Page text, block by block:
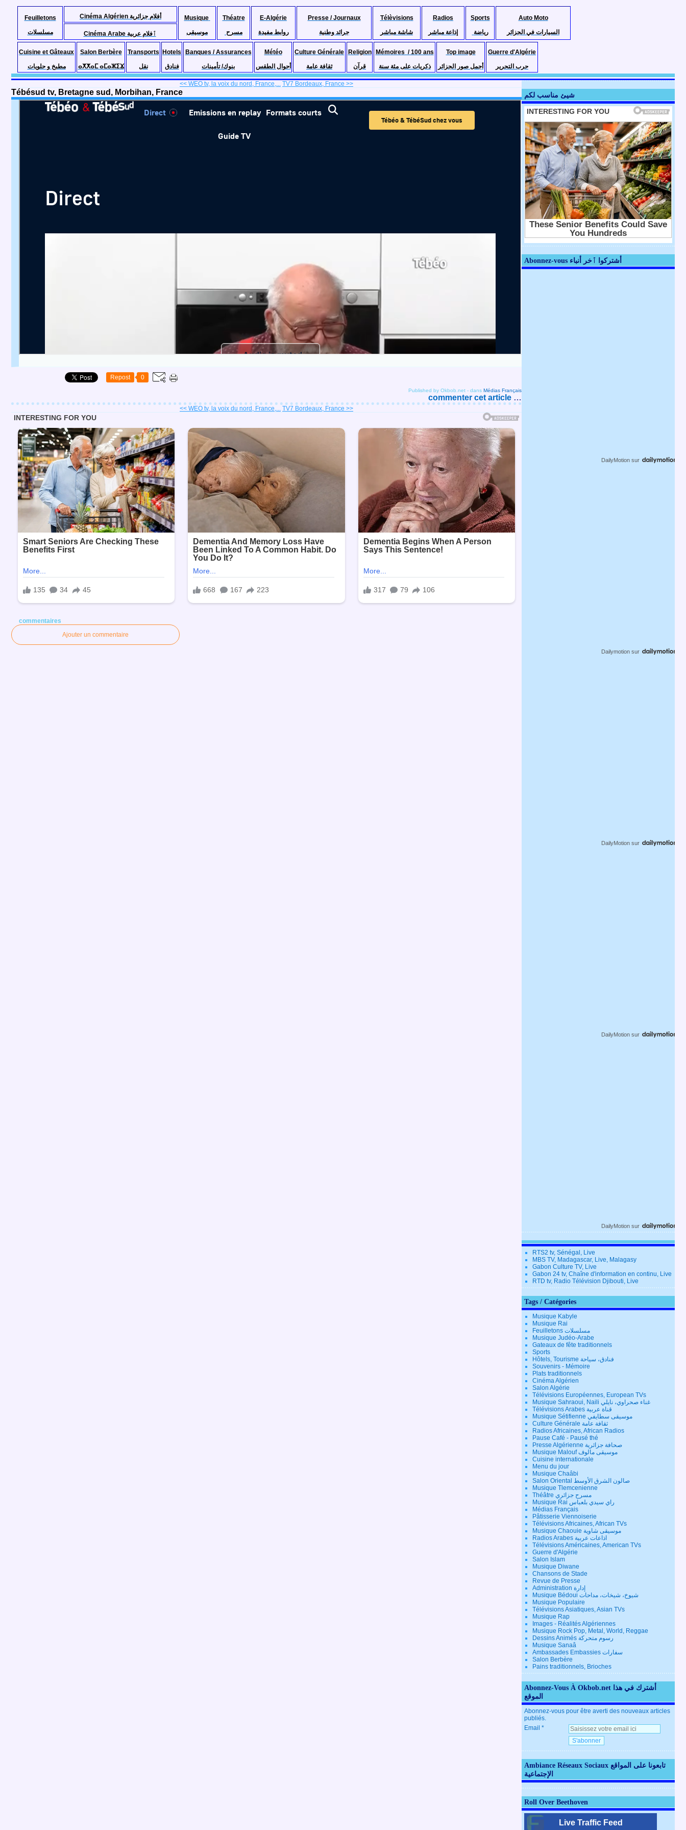
Feuilletons
مسلسلات
Cinéma Algérien أفلام جزائرية
Musique
موسيقى
Théatre
مسرح
E-Algérie
روابط مفيدة
Presse / Journaux
جرائد وطنية
Télèvisions
شاشة مباشر
Radios
إذاعة مباشر
Sports
رياضة
Auto Moto
السيارات في الجزائر
Cinéma Arabe ٱفلام عربية
Cuisine et Gâteaux
مطبخ و حلويات
Salon Berbère
ⴰⵅⵅⴰⵎ ⴰⵎⴰⵣⵉⴴ
Transports
نقل
Hotels
فنادق
Banques / Assurances
بنوك/ تأمينات
Météo
أحوال الطقس
Culture Générale
ثقافة عامة
Religion
قرآن
Mémoires / 100 ans
ذكريات على مئة سنة
Top image
أجمل صور الجزائر
Guerre d'Algérie
حرب التحرير
<< WEO tv, la voix du nord, France,... TV7 Bordeaux, France >>
Tébésud tv, Bretagne sud, Morbihan, France
Repost 0
Published by Okbob.net - dans Médias Français
commenter cet article …
<< WEO tv, la voix du nord, France,... TV7 Bordeaux, France >>
commentaires
Ajouter un commentaire
شيئ مناسب لكم
Abonnez-vous أشتركوا ٱخر أنباء
DailyMotion sur
Dailymotion sur
DailyMotion sur
DailyMotion sur
DailyMotion sur
RTS2 tv, Sénégal, Live
MBS TV, Madagascar, Live, Malagasy
Gabon Culture TV, Live
Gabon 24 tv, Chaîne d'information en continu, Live
RTD tv, Radio Télévision Djibouti, Live
Tags / Catégories
Musique Kabyle
Musique Rai
Feuilletons مسلسلات
Musique Judéo-Arabe
Gateaux de fête traditionnels
Sports
Hôtels, Tourisme فنادق، سياحة
Souvenirs - Mémoire
Plats traditionnels
Cinéma Algérien
Salon Algérie
Télévisions Européennes, European TVs
Musique Sahraoui, Naili غناء صحراوي، نايلي
Télévisions Arabes قناة عربية
Musique Sétifienne موسيقى سطايفي
Culture Générale ثقافة عامة
Radios Africaines, African Radios
Pause Café - Pausé thé
Presse Algérienne صحافة جزائرية
Musique Malouf موسيقى مالوف
Cuisine internationale
Menu du jour
Musique Chaâbi
Salon Oriental صالون الشرق الأوسط
Musique Tlemcenienne
Théâtre مسرح جزائري
Musique Rai راي سيدي بلعباس
Médias Français
Pâtisserie Viennoiserie
Télévisions Africaines, African TVs
Musique Chaouie موسيقى شاوية
Radios Arabes اذاعات عربية
Télévisions Américaines, American TVs
Guerre d'Algérie
Salon Islam
Musique Diwane
Chansons de Stade
Revue de Presse
Administration إدارة
Musique Bédoui شيوخ، شيخات، مداحات
Musique Populaire
Télévisions Asiatiques, Asian TVs
Musique Rap
Images - Réalités Algériennes
Musique Rock Pop, Metal, World, Reggae
Dessins Animés رسوم متحركة
Musique Sanaâ
Ambassades Embassies سفارات
Salon Berbère
Pains traditionnels, Brioches
Abonnez-Vous À Okbob.net أشترك في هذا
الموقع
Abonnez-vous pour être averti des nouveaux articles
publiés.
Email
Ambiance Réseaux Sociaux تابعونا على المواقع
الإجتماعية
Roll Over Beethoven
Live Traffic Feed